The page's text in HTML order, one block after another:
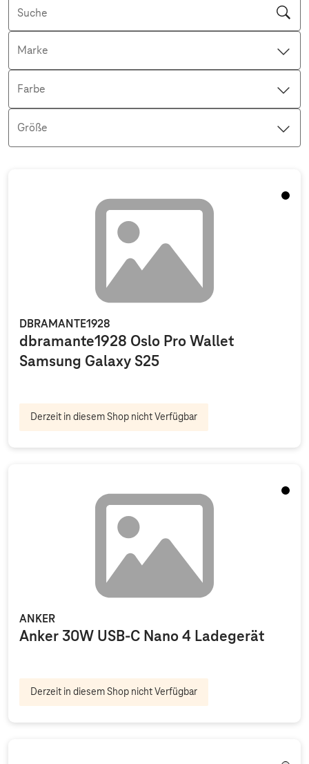
Suche
Marke
Farbe
Größe
DBRAMANTE1928
dbramante1928 Oslo Pro Wallet
Samsung Galaxy S25
Derzeit in diesem Shop nicht Verfügbar
ANKER
Anker 30W USB-C Nano 4 Ladegerät
Derzeit in diesem Shop nicht Verfügbar